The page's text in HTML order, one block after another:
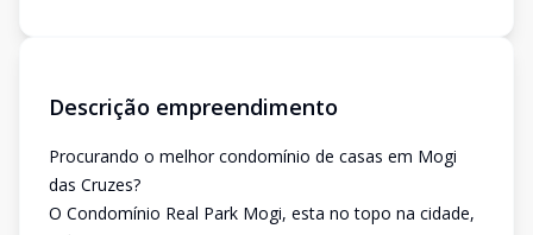
Descrição empreendimento
Procurando o melhor condomínio de casas em Mogi
das Cruzes?
O Condomínio Real Park Mogi, esta no topo na cidade,